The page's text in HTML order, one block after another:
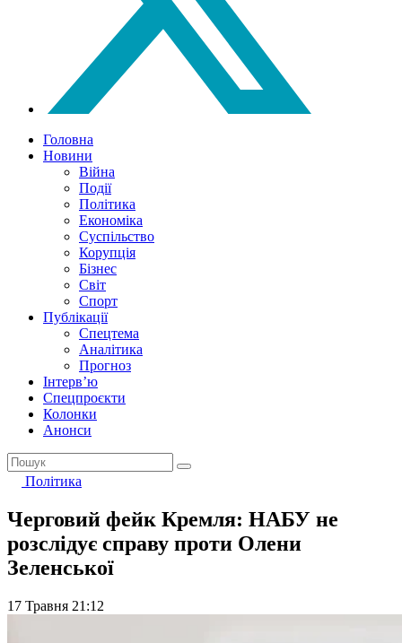
Головна
Новини
Війна
Події
Політика
Економіка
Суспільство
Корупція
Бізнес
Світ
Спорт
Публікації
Спецтема
Аналітика
Прогноз
Інтерв’ю
Спецпроєкти
Колонки
Анонси
Політика
Черговий фейк Кремля: НАБУ не
розслідує справу проти Олени
Зеленської
17 Травня 21:12